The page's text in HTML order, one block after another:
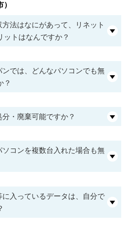
法はなにがあって、リネット
ットはなんですか？
では、どんなパソコンでも無
？
・廃棄可能ですか？
コンを複数台入れた場合も無
入っているデータは、自分で